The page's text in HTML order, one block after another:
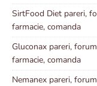
SirtFood Diet pareri,
farmacie, comanda
Gluconax pareri,
farmacie, comanda
Nemanex pareri,